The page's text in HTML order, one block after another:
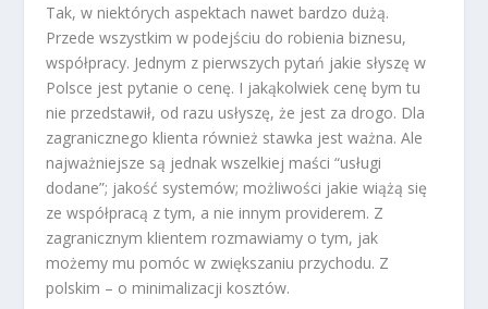
Tak, w niektórych aspektach nawet bardzo dużą.
Przede wszystkim w podejściu do robienia biznesu,
współpracy. Jednym z pierwszych pytań jakie słyszę w
Polsce jest pytanie o cenę. I jakąkolwiek cenę bym tu
nie przedstawił, od razu usłyszę, że jest za drogo. Dla
zagranicznego klienta również stawka jest ważna. Ale
najważniejsze są jednak wszelkiej maści “usługi
dodane”; jakość systemów; możliwości jakie wiążą się
ze współpracą z tym, a nie innym providerem. Z
zagranicznym klientem rozmawiamy o tym, jak
możemy mu pomóc w zwiększaniu przychodu. Z
polskim – o minimalizacji kosztów.